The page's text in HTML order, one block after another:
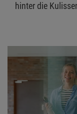
hinter die